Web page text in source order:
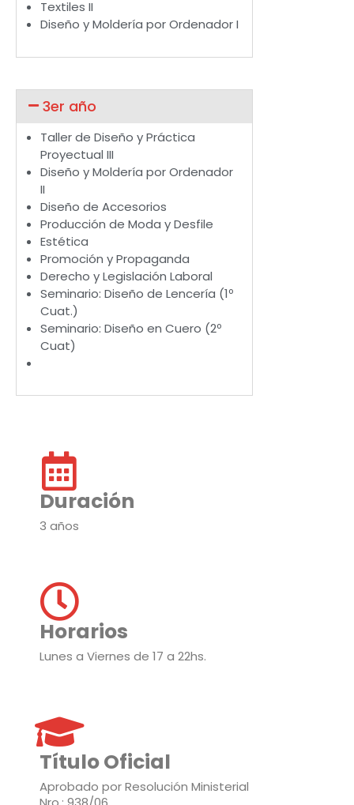
Textiles II
Diseño y Moldería por Ordenador I
3er año
Taller de Diseño y Práctica
Proyectual III
Diseño y Moldería por Ordenador
II
Diseño de Accesorios
Producción de Moda y Desfile
Estética
Promoción y Propaganda
Derecho y Legislación Laboral
Seminario: Diseño de Lencería (1º
Cuat.)
Seminario: Diseño en Cuero (2º
Cuat)
Duración
3 años
Horarios
Lunes a Viernes de 17 a 22hs.
Título Oficial
Aprobado por Resolución Ministerial